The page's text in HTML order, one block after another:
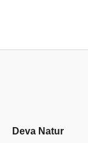
Deva Natur